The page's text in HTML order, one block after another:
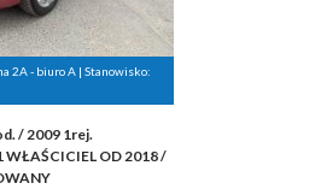
2A - biuro A | Stanowisko:
/ 2009 1rej.
WŁAŚCICIEL OD 2018 /